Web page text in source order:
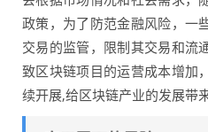
政策，为了防范金融风险，一
交易的监管，限制其交易和流
致区块链项目的运营成本增加
续开展,给区块链产业的发展带